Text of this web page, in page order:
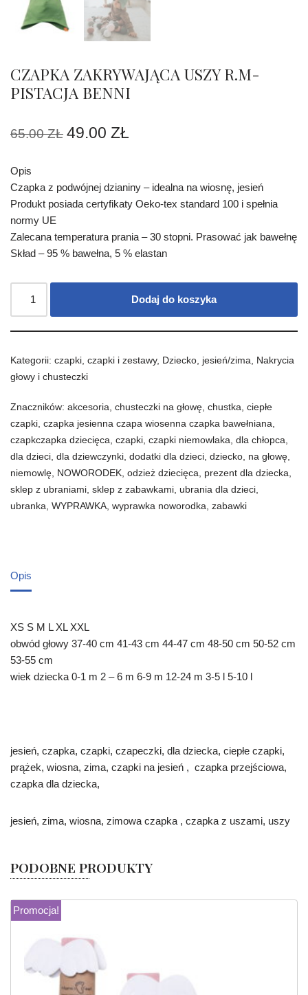
CZAPKA ZAKRYWAJĄCA USZY R.M-
PISTACJA BENNI
65.00ZŁ 49.00 ZŁ
Opis
Czapka z podwójnej dzianiny – idealna na wiosnę, jesień
Produkt posiada certyfikaty Oeko-tex standard 100 i spełnia
normy UE
Zalecana temperatura prania – 30 stopni. Prasować jak bawełnę
Skład – 95 % bawełna, 5 % elastan
Dodaj do koszyka
Kategorii: czapki czapki i zestawy, Dziecko jesień/zima
Nakrycia
głowy i chusteczki
Znaczników: akcesoria chusteczki na głowę chustka ciepłe
czapki czapka jesienna czapa wiosenna czapka bawełniana
czapkczapka dziecięca czapki czapki niemowlaka dla chłopca
dla dzieci dla dziewczynki dodatki dla dzieci dziecko na głowę
niemowlę NOWORODEK odzież dziecięca prezent dla dziecka
sklep z ubraniami sklep z zabawkami ubrania dla dzieci
ubranka WYPRAWKA wyprawka noworodka zabawki
Opis
XS S M L XL XXL
obwód głowy 37-40 cm 41-43 cm 44-47 cm 48-50 cm 50-52 cm
53-55 cm
wiek dziecka 0-1 m 2 – 6 m 6-9 m 12-24 m 3-5 l 5-10 l
jesień, czapka, czapki, czapeczki, dla dziecka, ciepłe czapki,
prążek, wiosna, zima, czapki na jesień , czapka przejściowa,
czapka dla dziecka,
jesień, zima, wiosna, zimowa czapka , czapka z uszami, uszy
PODOBNE PRODUKTY
Promocja!